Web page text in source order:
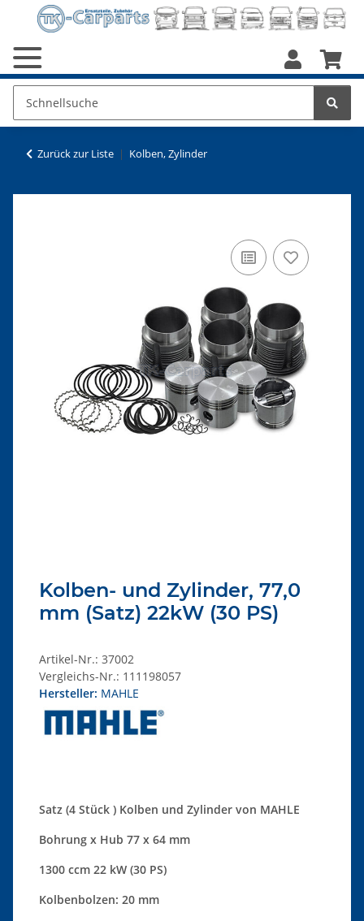
Zurück zur Liste Kolben, Zylinder
Kolben- und Zylinder, 77,0
mm (Satz) 22kW (30 PS)
Artikel-Nr.: 37002
Vergleichs-Nr.: 111198057
Hersteller: MAHLE
Satz (4 Stück ) Kolben und Zylinder von MAHLE
Bohrung x Hub 77 x 64 mm
1300 ccm 22 kW (30 PS)
Kolbenbolzen: 20 mm